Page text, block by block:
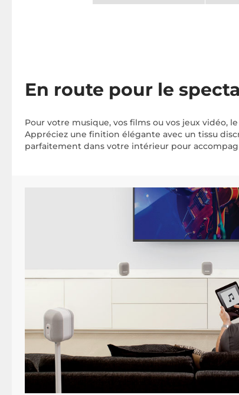
En route pour le
Pour votre musique, vos films ou vos jeux vidéo,
Appréciez une finition élégante avec un tissu
parfaitement dans votre intérieur pour